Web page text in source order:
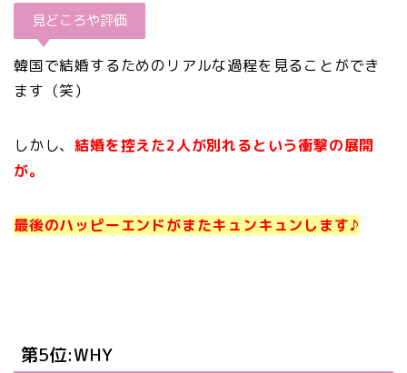
見どころや評価
韓国で結婚するためのリアルな過程を見ることができ
ます（笑）
しかし、結婚を控えた2人が別れるという衝撃の展開
が。
最後のハッピーエンドがまたキュンキュンします♪
第5位:WHY